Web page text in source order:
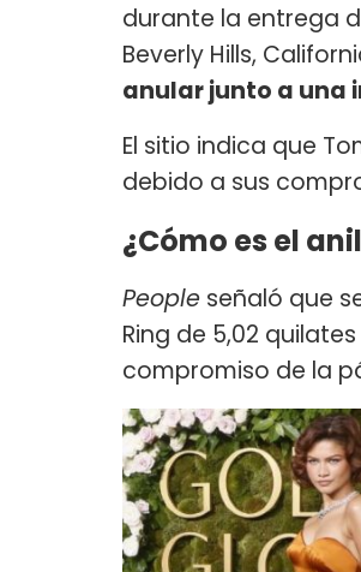
durante la entrega
Beverly Hills,
anular junto a una
El sitio indica que
debido a sus
¿Cómo es el
People señaló que
Ring de 5,02
compromiso de la